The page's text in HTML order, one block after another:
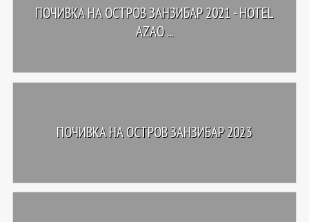
ПОЧИВКА НА ОСТРОВ ЗАНЗИБАР 2021 - HOTEL
AZAO ...
ПОЧИВКА НА ОСТРОВ ЗАНЗИБАР 2023